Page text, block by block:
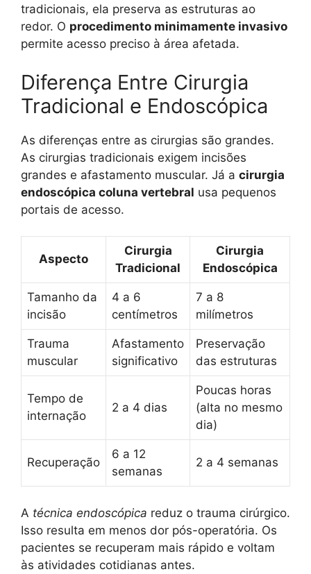
tradicionais, ela preserva as estruturas ao
redor. O procedimento minimamente invasivo
permite acesso preciso à área afetada.
Diferença Entre Cirurgia
Tradicional e Endoscópica
As diferenças entre as cirurgias são grandes.
As cirurgias tradicionais exigem incisões
grandes e afastamento muscular. Já a cirurgia
endoscópica coluna vertebral usa pequenos
portais de acesso.
Aspecto
Cirurgia
Tradicional
Cirurgia
Endoscópica
Tamanho da
incisão
4 a 6
centímetros
7 a 8
milímetros
Trauma
muscular
Afastamento
significativo
Preservação
das estruturas
Tempo de
internação
2 a 4 dias
Poucas horas
(alta no mesmo
dia)
Recuperação
6 a 12
semanas
2 a 4 semanas
A técnica endoscópica reduz o trauma cirúrgico.
Isso resulta em menos dor pós-operatória. Os
pacientes se recuperam mais rápido e voltam
às atividades cotidianas antes.